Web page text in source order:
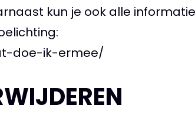
kun je ook alle
doe-ik-ermee/